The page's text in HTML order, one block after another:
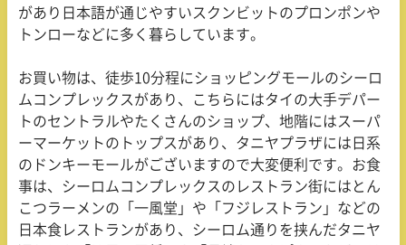
があり日本語が通じやすいスクンビットのプロンポンや
トンローなどに多く暮らしています。
お買い物は、徒歩10分程にショッピングモールのシーロ
ムコンプレックスがあり、こちらにはタイの大手デパー
トのセントラルやたくさんのショップ、地階にはスーパ
ーマーケットのトップスがあり、タニヤプラザには日系
のドンキーモールがございますので大変便利です。お食
事は、シーロムコンプレックスのレストラン街にはとん
こつラーメンの「一風堂」や「フジレストラン」などの
日本食レストランがあり、シーロム通りを挟んだタニヤ